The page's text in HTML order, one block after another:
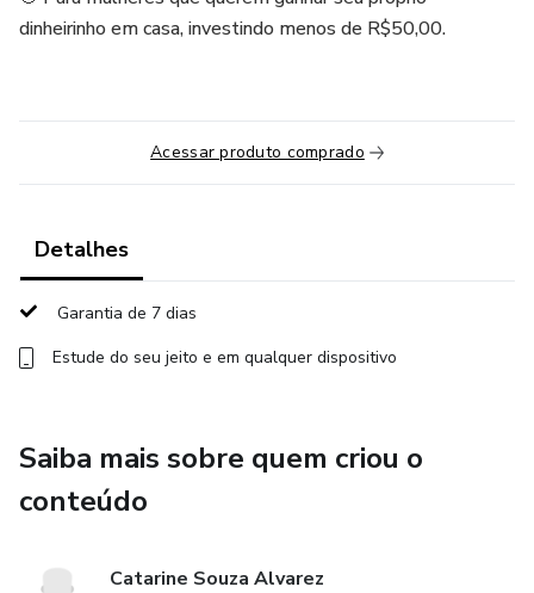
dinheirinho em casa, investindo menos de R$50,00.
Acessar produto comprado
Detalhes
Garantia de 7 dias
Estude do seu jeito e em qualquer dispositivo
Saiba mais sobre quem criou o
conteúdo
Catarine Souza Alvarez